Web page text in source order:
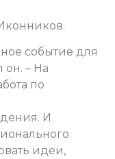
событие для
он. – На
по
И
идеи,